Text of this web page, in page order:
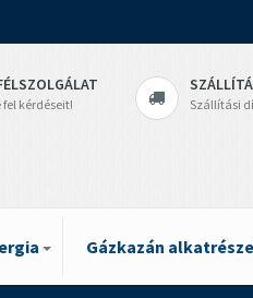
fel kérdéseit! Szállítási
Gázkazán